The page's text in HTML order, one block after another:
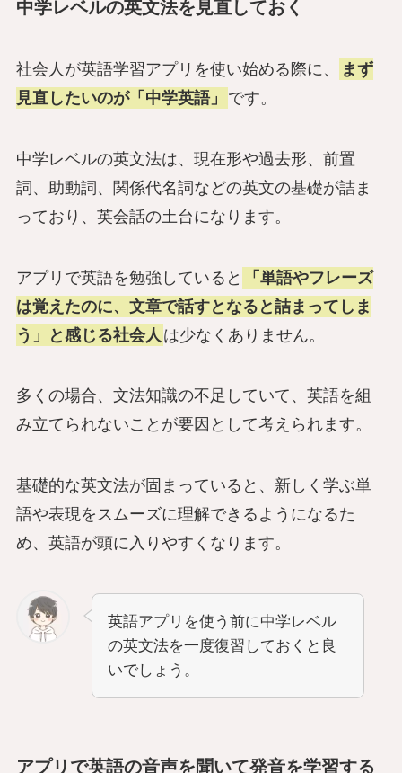
中学レベルの英文法を見直しておく
社会人が英語学習アプリを使い始める際に、
まず
見直したいのが「中学英語」
です。
中学レベルの英文法は、現在形や過去形、前置
詞、助動詞、関係代名詞などの英文の基礎が詰ま
っており、英会話の土台になります。
アプリで英語を勉強していると
「単語やフレーズ
は覚えたのに、文章で話すとなると詰まってしま
う」と感じる社会人 は少なくありません。
多くの場合、文法知識の不足していて、英語を組
み立てられないことが要因として考えられます。
基礎的な英文法が固まっていると、新しく学ぶ単
語や表現をスムーズに理解できるようになるた
め、英語が頭に入りやすくなります。
英語アプリを使う前に中学レベル
の英文法を一度復習しておくと良
いでしょう。
アプリで英語の音声を聞いて発音を学習する